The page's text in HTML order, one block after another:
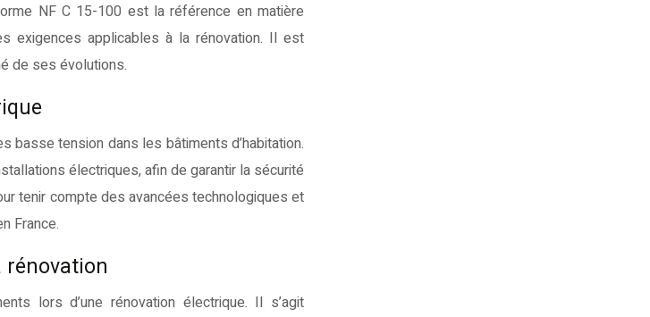
NF C 15-100 est la référence en matière
exigences applicables à la rénovation. Il est
de ses évolutions.
basse tension dans les bâtiments d’habitation.
électriques, afin de garantir la sécurité
tenir compte des avancées technologiques et
France.
rénovation
lors d’une rénovation électrique. Il s’agit